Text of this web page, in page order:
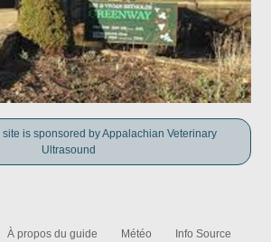
is sponsored by Appalachian Veterinary
Ultrasound
À propos du guide Météo Info Source